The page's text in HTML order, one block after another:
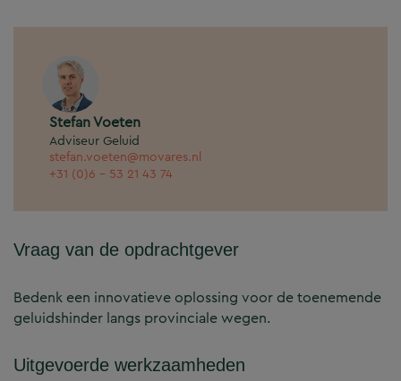
Stefan Voeten
Adviseur Geluid
stefan.voeten@movares.nl
+31 (0)6 - 53 21 43 74
Vraag van de opdrachtgever
Bedenk een innovatieve oplossing voor de toenemende
geluidshinder langs provinciale wegen.
Uitgevoerde werkzaamheden